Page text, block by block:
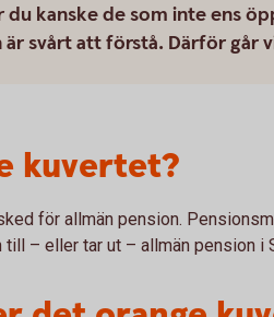
kanske de som inte ens
svårt att förstå. Därför går
kuvertet?
för allmän pension.
till – eller tar ut – allmän pension i